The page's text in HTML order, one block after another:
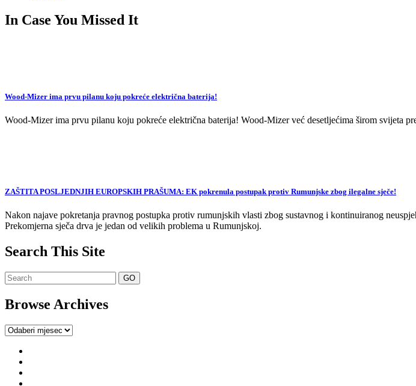
In Case You Missed It
Wood-Mizer ima prvu pilanu koju pokreće električna baterija!
Wood-Mizer ima prvu pilanu koju pokreće električna baterija! Wood-Mizer već desetljećima širom svijeta
ZAŠTITA POSLJEDNJIH EUROPSKIH PRAŠUMA: EK pokrenula postupak protiv Rumunjske zbog ilegalne sječe!
Nakon najave pokretanja pravnog postupka protiv rumunjskih vlasti zbog sustavnog i kontinuiranog
Prekomjerna sječa drva je jedan od velikih problema u Rumunjskoj.
Search This Site
Browse Archives
Browse